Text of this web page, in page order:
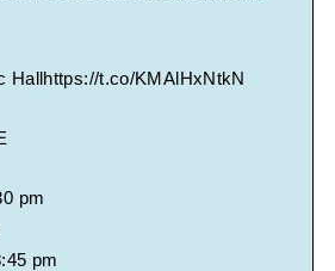
Hall https://t.co/KMAlHxNtkN
pm
pm